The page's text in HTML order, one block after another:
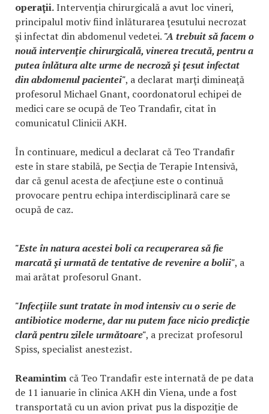
operaţii.Intervenţia chirurgicală a avut loc vineri,
principalul motiv fiind înlăturarea ţesutului necrozat
şi infectat din abdomenul vedetei. "A trebuit să facem o
nouă intervenţie chirurgicală, vinerea trecută, pentru a
putea înlătura alte urme de necroză şi ţesut infectat
din abdomenul pacientei", a declarat marţi dimineaţă
profesorul Michael Gnant, coordonatorul echipei de
medici care se ocupă de Teo Trandafir, citat în
comunicatul Clinicii AKH.
În continuare, medicul a declarat că Teo Trandafir
este în stare stabilă, pe Secţia de Terapie Intensivă,
dar că genul acesta de afecţiune este o continuă
provocare pentru echipa interdisciplinară care se
ocupă de caz.
"Este în natura acestei boli ca recuperarea să fie
marcată şi urmată de tentative de revenire a bolii", a
mai arătat profesorul Gnant.
"Infecţiile sunt tratate în mod intensiv cu o serie de
antibiotice moderne, dar nu putem face nicio predicţie
clară pentru zilele următoare", a precizat profesorul
Spiss, specialist anestezist.
Reamintim că Teo Trandafir este internată de pe data
de 11 ianuarie în clinica AKH din Viena, unde a fost
transportată cu un avion privat pus la dispoziţie de